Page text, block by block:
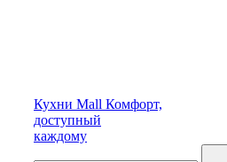
Кухни Mall Комфорт,
доступный
каждому